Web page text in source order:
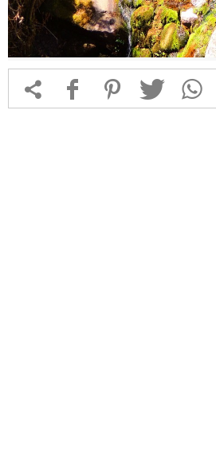
 f 1 T 